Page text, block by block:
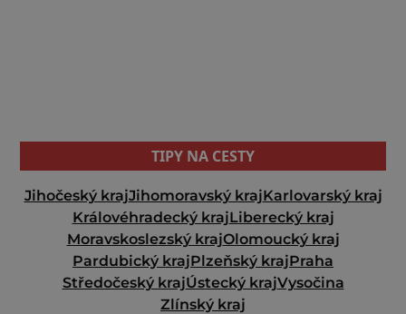
TIPY NA CESTY
Jihočeský krajJihomoravský krajKarlovarský kraj
Královéhradecký krajLiberecký kraj
Moravskoslezský krajOlomoucký kraj
Pardubický krajPlzeňský krajPraha
Středočeský krajÚstecký krajVysočina
Zlínský kraj